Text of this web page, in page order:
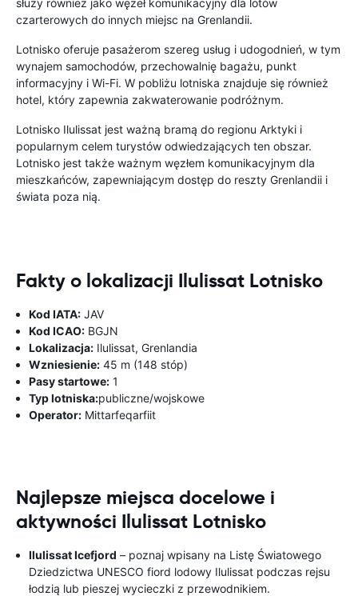
służy również jako węzeł komunikacyjny dla lotów
czarterowych do innych miejsc na Grenlandii.
Lotnisko oferuje pasażerom szereg usług i udogodnień, w tym
wynajem samochodów, przechowalnię bagażu, punkt
informacyjny i Wi-Fi. W pobliżu lotniska znajduje się również
hotel, który zapewnia zakwaterowanie podróżnym.
Lotnisko Ilulissat jest ważną bramą do regionu Arktyki i
popularnym celem turystów odwiedzających ten obszar.
Lotnisko jest także ważnym węzłem komunikacyjnym dla
mieszkańców, zapewniającym dostęp do reszty Grenlandii i
świata poza nią.
Fakty o lokalizacji Ilulissat Lotnisko
Kod IATA: JAV
Kod ICAO: BGJN
Lokalizacja: Ilulissat, Grenlandia
Wzniesienie: 45 m (148 stóp)
Pasy startowe: 1
Typ lotniska:publiczne/wojskowe
Operator: Mittarfeqarfiit
Najlepsze miejsca docelowe i
aktywności Ilulissat Lotnisko
Ilulissat Icefjord – poznaj wpisany na Listę Światowego
Dziedzictwa UNESCO fiord lodowy Ilulissat podczas rejsu
łodzią lub pieszej wycieczki z przewodnikiem.